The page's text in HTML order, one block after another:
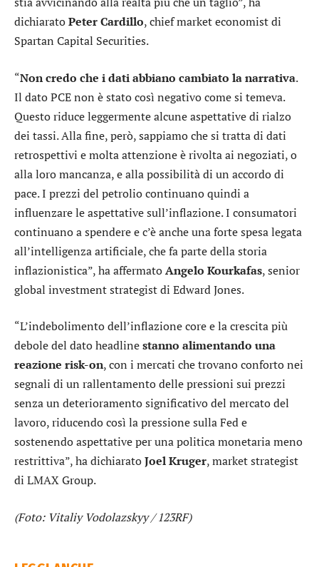
dichiaratoPeter Cardillo, chief market economist di
Spartan Capital Securities.
“Non credo che i dati abbiano cambiato la narrativa.
Il dato PCE non è stato così negativo come si temeva.
Questo riduce leggermente alcune aspettative di rialzo
dei tassi. Alla fine, però, sappiamo che si tratta di dati
retrospettivi e molta attenzione è rivolta ai negoziati, o
alla loro mancanza, e alla possibilità di un accordo di
pace. I prezzi del petrolio continuano quindi a
influenzare le aspettative sull’inflazione. I consumatori
continuano a spendere e c’è anche una forte spesa legata
all’intelligenza artificiale, che fa parte della storia
inflazionistica”, ha affermatoAngelo Kourkafas, senior
global investment strategist di Edward Jones.
“L’indebolimento dell’inflazione core e la crescita più
debole del dato headlinestanno alimentando una
reazione risk-on, con i mercati che trovano conforto nei
segnali di un rallentamento delle pressioni sui prezzi
senza un deterioramento significativo del mercato del
lavoro, riducendo così la pressione sulla Fed e
sostenendo aspettative per una politica monetaria meno
restrittiva”, ha dichiaratoJoel Kruger, market strategist
di LMAX Group.
(Foto: Vitaliy Vodolazskyy / 123RF)